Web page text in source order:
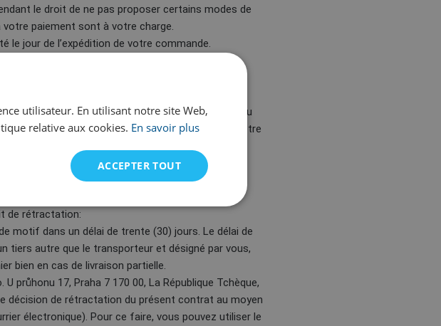
le droit de ne pas proposer certains modes de
paiement sont à votre charge.
le jour de l’expédition de votre commande.
que vous pouvez acheter.
devez entrer le code figurant sur le chèque cadeau
n’est pas productif d’intérêts et ne peut pas être
D’UN ARTICLE SWIMAHOLIC
de rétractation:
motif dans un délai de trente (30) jours. Le délai de
tiers autre que le transporteur et désigné par vous,
bien en cas de livraison partielle.
průhonu 17, Praha 7 170 00, La République Tchèque,
décision de rétractation du présent contrat au moyen
électronique). Pour ce faire, vous pouvez utiliser le
utilisateur. En utilisant notre site Web,
relative aux cookies. En savoir plus
ACCEPTER TOUT